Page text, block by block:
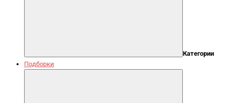
Категории
Подборки